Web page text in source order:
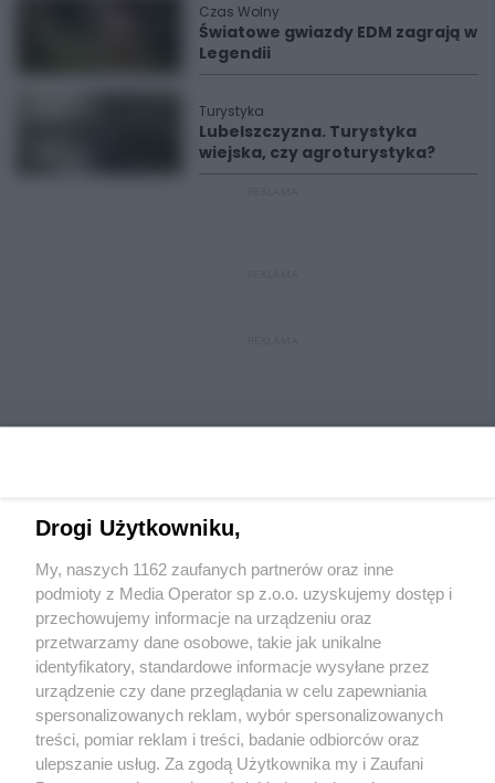
Czas Wolny
Światowe gwiazdy EDM zagrają w
Legendii
Turystyka
Lubelszczyzna. Turystyka
wiejska, czy agroturystyka?
Wydawca mediów
Nie zapomnij
zapoznać się z:
polityką prywatności regulamin korzystania z portali
Twojemiasto
Piekary Śląskie
Skontakuj sięz nami
Kontakt
Drogi Użytkowniku,
My, naszych 1162 zaufanych partnerów oraz inne
podmioty z Media Operator sp z.o.o. uzyskujemy dostęp i
przechowujemy informacje na urządzeniu oraz
przetwarzamy dane osobowe, takie jak unikalne
identyfikatory, standardowe informacje wysyłane przez
urządzenie czy dane przeglądania w celu zapewniania
spersonalizowanych reklam, wybór spersonalizowanych
treści, pomiar reklam i treści, badanie odbiorców oraz
ulepszanie usług. Za zgodą Użytkownika my i Zaufani